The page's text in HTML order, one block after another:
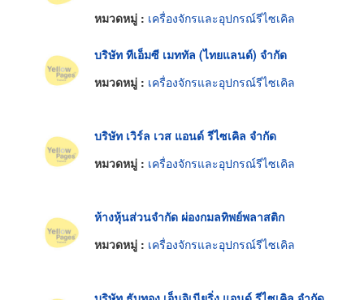
หมวดหมู่ : เครื่องจักรและอุปกรณ์รีไซเคิล
บริษัท ทีเอ็มซี เมททัล (ไทยแลนด์) จำกัด
หมวดหมู่ : เครื่องจักรและอุปกรณ์รีไซเคิล
บริษัท เวิร์ล เวส แอนด์ รีไซเคิล จำกัด
หมวดหมู่ : เครื่องจักรและอุปกรณ์รีไซเคิล
ห้างหุ้นส่วนจำกัด ผ่องกมลทิพย์พลาสติก
หมวดหมู่ : เครื่องจักรและอุปกรณ์รีไซเคิล